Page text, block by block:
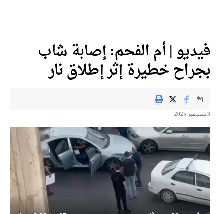
فيديو | أم الفحم: إصابة شاب
بجراح خطيرة إثر إطلاق نار
3 בسبتمبر 2025